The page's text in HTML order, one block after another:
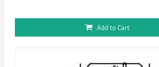
Add to Cart